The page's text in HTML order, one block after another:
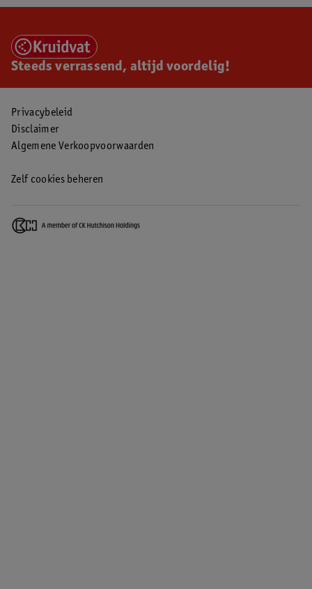
Steeds verrassend, altijd voordelig!
Privacybeleid
Disclaimer
Algemene Verkoopvoorwaarden
Zelf cookies beheren